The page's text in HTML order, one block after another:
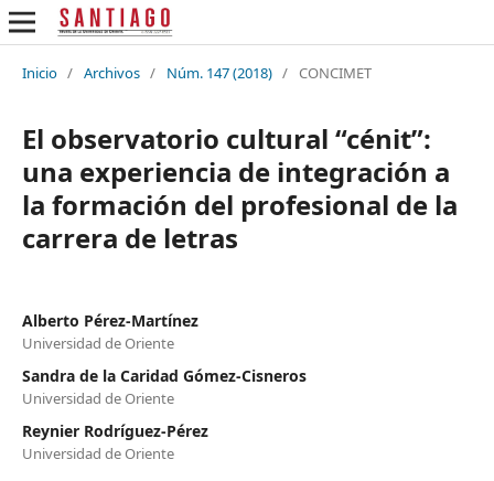
Inicio / Archivos / Núm. 147 (2018) / CONCIMET
El observatorio cultural “cénit”:
una experiencia de integración a
la formación del profesional de la
carrera de letras
Alberto Pérez-Martínez
Universidad de Oriente
Sandra de la Caridad Gómez-Cisneros
Universidad de Oriente
Reynier Rodríguez-Pérez
Universidad de Oriente